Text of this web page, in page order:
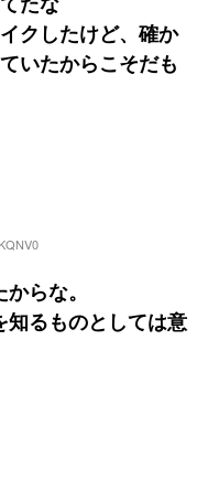
クしたけど、確か
いたからこそだも
らな。
るものとしては意